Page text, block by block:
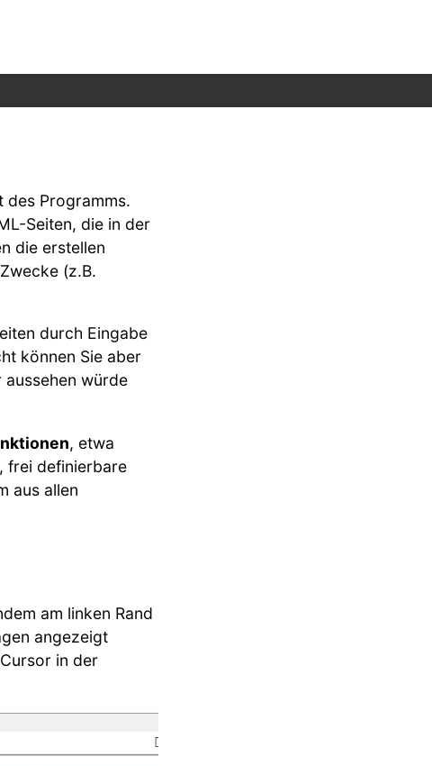
des Programms.
Seiten, die in der
die erstellen
(z.B.
durch Eingabe
können Sie aber
würde
, etwa
frei definierbare
aus allen
am linken Rand
angezeigt
in der